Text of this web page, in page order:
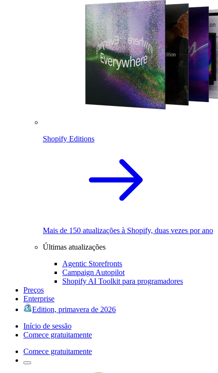
Shopify Editions
Mais de 150 atualizações à Shopify, duas vezes por ano
Últimas atualizações
Agentic Storefronts
Campaign Autopilot
Shopify AI Toolkit para programadores
Preços
Enterprise
Edition, primavera de 2026
Início de sessão
Comece gratuitamente
Comece gratuitamente